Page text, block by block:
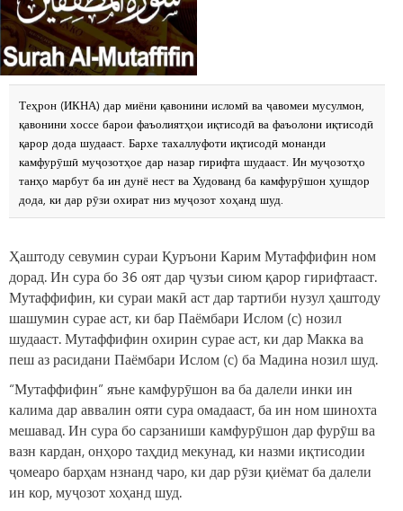
Теҳрон (ИКНА) дар миёни қавонини исломӣ ва ҷавомеи мусулмон,
қавонини хоссе барои фаъолиятҳои иқтисодӣ ва фаъолони иқтисодӣ
қарор дода шудааст. Бархе тахаллуфоти иқтисодӣ монанди
камфурӯшӣ муҷозотҳое дар назар гирифта шудааст. Ин муҷозотҳо
танҳо марбут ба ин дунё нест ва Худованд ба камфурӯшон ҳушдор
дода, ки дар рӯзи охират низ муҷозот хоҳанд шуд.
Ҳаштоду севумин сураи Қуръони Карим Мутаффифин ном
дорад. Ин сура бо 36 оят дар ҷузъи сиюм қарор гирифтааст.
Мутаффифин, ки сураи макӣ аст дар тартиби нузул ҳаштоду
шашумин сурае аст, ки бар Паёмбари Ислом (с) нозил
шудааст. Мутаффифин охирин сурае аст, ки дар Макка ва
пеш аз расидани Паёмбари Ислом (с) ба Мадина нозил шуд.
“Мутаффифин” яъне камфурӯшон ва ба далели инки ин
калима дар аввалин ояти сура омадааст, ба ин ном шинохта
мешавад. Ин сура бо сарзаниши камфурӯшон дар фурӯш ва
вазн кардан, онҳоро таҳдид мекунад, ки назми иқтисодии
ҷомеаро барҳам нзнанд чаро, ки дар рӯзи қиёмат ба далели
ин кор, муҷозот хоҳанд шуд.